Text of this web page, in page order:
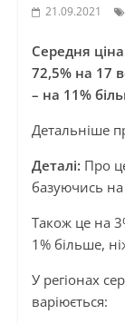
21.09.2021
Середня
72,5% на 17
– на 11%
Детальніше
Деталі: Про
базуючись
Також це на
1% більше,
У регіонах
варіюється: